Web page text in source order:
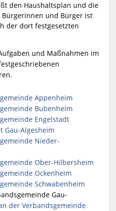
den Haushaltsplan und die
Bürgerinnen und Bürger ist
der dort festgesetzten
und Maßnahmen im
Appenheim
Bubenheim
Engelstadt
Gau-Algesheim
Nieder-
Ober-Hilbersheim
Ockenheim
Schwabenheim
Gau-
der Verbandsgemeinde